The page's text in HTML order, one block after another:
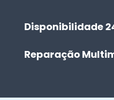
Disponibilidade
Reparação